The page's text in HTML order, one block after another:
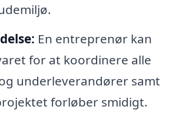
En entreprenør kan
for at koordinere alle
underleverandører samt
forløber smidigt.